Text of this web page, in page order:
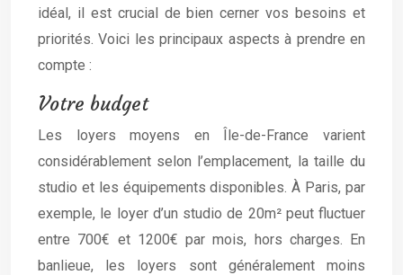
idéal, il est crucial de bien cerner vos besoins et
priorités. Voici les principaux aspects à prendre en
compte :
Votre budget
Les loyers moyens en Île-de-France varient
considérablement selon l’emplacement, la taille du
studio et les équipements disponibles. À Paris, par
exemple, le loyer d’un studio de 20m² peut fluctuer
entre 700€ et 1200€ par mois, hors charges. En
banlieue, les loyers sont généralement moins